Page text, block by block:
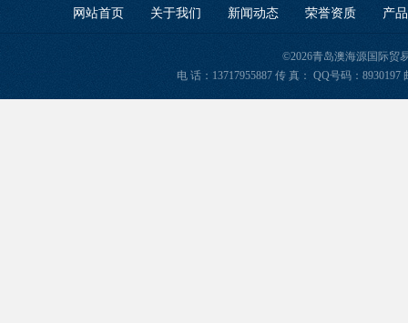
网站首页 关于我们 新闻动态 荣誉资质 产
©2026青岛澳海源国际贸
电 话：13717955887 传 真： QQ号码：